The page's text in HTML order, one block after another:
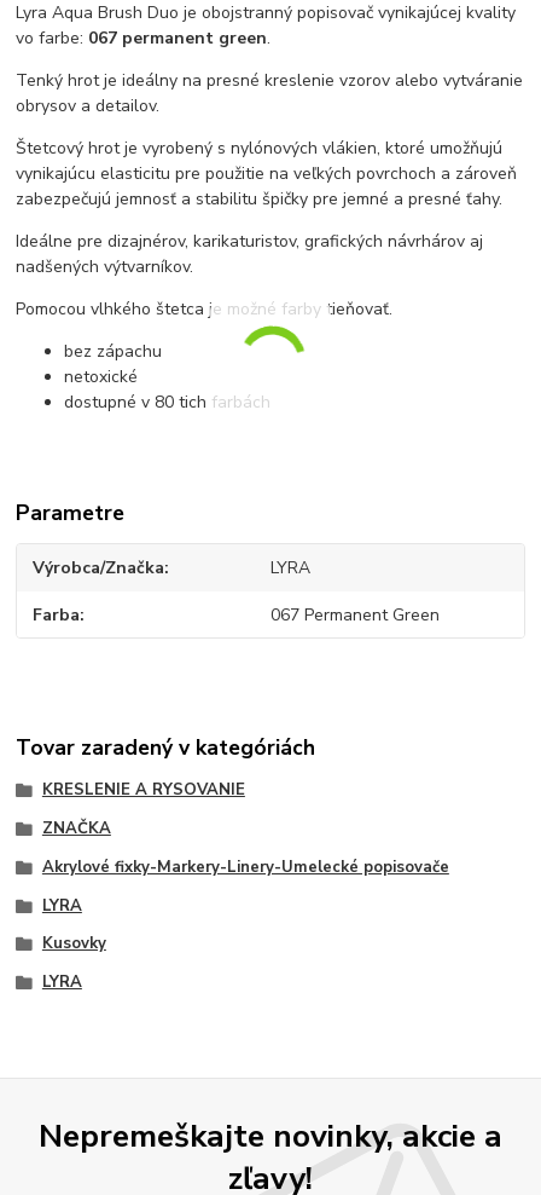
Lyra Aqua Brush Duo je obojstranný popisovač vynikajúcej kvality
vo farbe: 067 permanent green.
Tenký hrot je ideálny na presné kreslenie vzorov alebo vytváranie
obrysov a detailov.
Štetcový hrot je vyrobený s nylónových vlákien, ktoré umožňujú
vynikajúcu elasticitu pre použitie na veľkých povrchoch a zároveň
zabezpečujú jemnosť a stabilitu špičky pre jemné a presné ťahy.
Ideálne pre dizajnérov, karikaturistov, grafických návrhárov aj
nadšených výtvarníkov.
Pomocou vlhkého štetca je možné farby tieňovať.
bez zápachu
netoxické
dostupné v 80 tich farbách
Parametre
Výrobca/Značka LYRA
Farba 067 Permanent Green
Tovar zaradený v kategóriách
KRESLENIE A RYSOVANIE
ZNAČKA
Akrylové fixky-Markery-Linery-Umelecké popisovače
LYRA
Kusovky
LYRA
Nepremeškajte novinky, akcie a
zľavy!